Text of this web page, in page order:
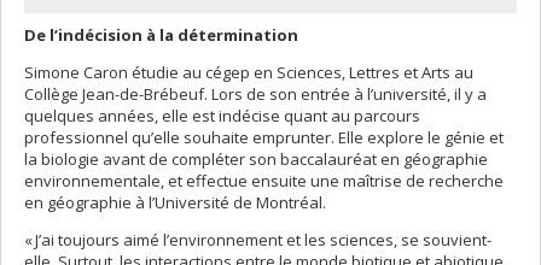
De l’indécision à la détermination
Simone Caron étudie au cégep en Sciences, Lettres et Arts au
Collège Jean-de-Brébeuf. Lors de son entrée à l’université, il y a
quelques années, elle est indécise quant au parcours
professionnel qu’elle souhaite emprunter. Elle explore le génie et
la biologie avant de compléter son baccalauréat en géographie
environnementale, et effectue ensuite une maîtrise de recherche
en géographie à l’Université de Montréal.
« J’ai toujours aimé l’environnement et les sciences, se souvient-